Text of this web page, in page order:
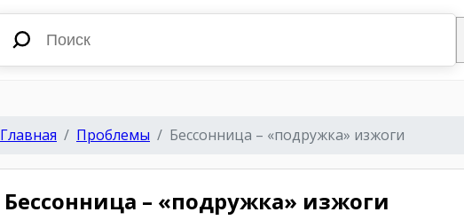
Главная Проблемы Бессонница – «подружка» изжоги
Бессонница – «подружка» изжоги